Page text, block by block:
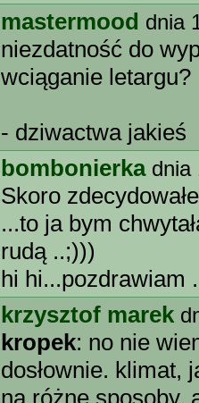
mastermood dnia
niezdatność do
wciąganie letargu?
- dziwactwa jakieś
bombonierka dnia
Skoro
...to ja bym
rudą ..;)))
hi hi...pozdrawiam
krzysztof marek
kropek: no nie
dosłownie. klimat,
na różne sposoby.